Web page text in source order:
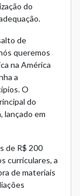
do
de
queremos
na América
a
O
do
lançado em
de R$ 200
curriculares, a
de materiais